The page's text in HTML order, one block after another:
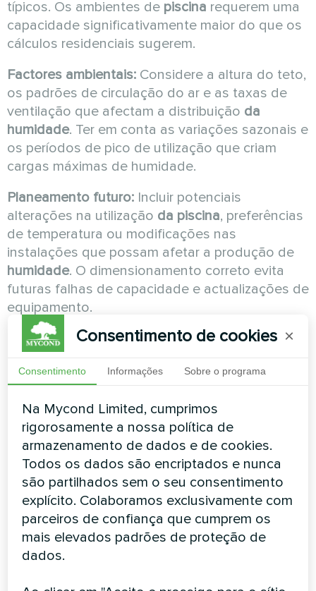
típicos. Os ambientes de piscina requerem uma
capacidade significativamente maior do que os
cálculos residenciais sugerem.
Factores ambientais: Considere a altura do teto,
os padrões de circulação do ar e as taxas de
ventilação que afectam a distribuição da
humidade. Ter em conta as variações sazonais e
os períodos de pico de utilização que criam
cargas máximas de humidade.
Planeamento futuro: Incluir potenciais
alterações na utilização da piscina, preferências
de temperatura ou modificações nas
instalações que possam afetar a produção de
humidade. O dimensionamento correto evita
futuras falhas de capacidade e actualizações de
equipamento.
Passo 3: Otimizar o controlo da
temperatura
Gestão da temperatura da água:Manter a
temperatura da águada piscinadentro de
intervalos óptimos que equilibrem o conforto
com a produção dehumidade. Temperaturas
mais elevadas aumentam exponencialmente a
evaporação, sobrecarregando o equipamento
dedesumidificação.
Precisão da temperatura do ar:Definir a
temperatura do ar 2 a 4 graus acima da
temperatura da água para minimizar a
Consentimento de cookies ×
Consentimento Informações Sobre o programa
Na Mycond Limited, cumprimos
rigorosamente a nossa política de
armazenamento de dados e de cookies.
Todos os dados são encriptados e nunca
são partilhados sem o seu consentimento
explícito. Colaboramos exclusivamente com
parceiros de confiança que cumprem os
mais elevados padrões de proteção de
dados.